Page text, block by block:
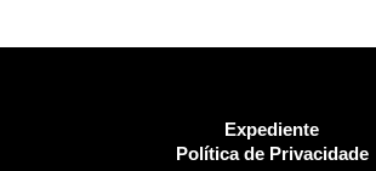
Expediente
Política de Privacidade